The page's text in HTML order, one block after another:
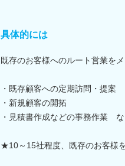
具体的には
既存のお客様へのルート営業を
・既存顧客への定期訪問・提案
・新規顧客の開拓
・見積書作成などの事務作業
★10～15社程度、既存のお客様